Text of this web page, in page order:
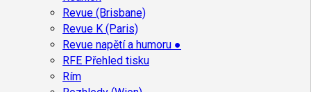
Revue (Brisbane)
Revue K (Paris)
Revue napětí a humoru ●
RFE Přehled tisku
Rím